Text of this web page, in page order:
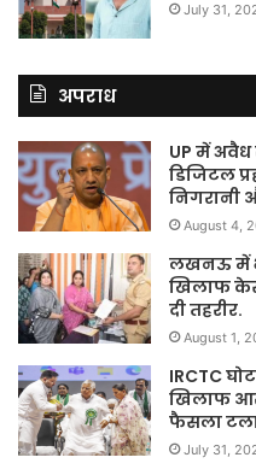
July 31,
अपराध
UP में
डिजिटल
निगरानी
August 4,
लखनऊ में
खिलाफ
दी तहरीर.
August 1,
IRCTC
खिलाफ
फैसला
July 31,